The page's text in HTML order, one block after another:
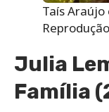
Taís Araújo
Julia
Família